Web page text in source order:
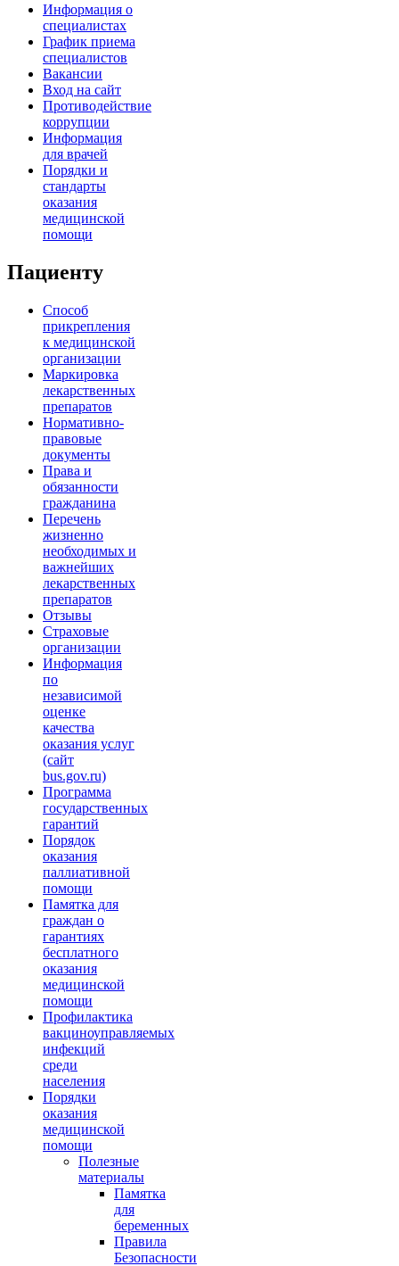
Информация о
специалистах
График приема
специалистов
Вакансии
Вход на сайт
Противодействие
коррупции
Информация
для врачей
Порядки и
стандарты
оказания
медицинской
помощи
Пациенту
Способ
прикрепления
к медицинской
организации
Маркировка
лекарственных
препаратов
Нормативно-
правовые
документы
Права и
обязанности
гражданина
Перечень
жизненно
необходимых и
важнейших
лекарственных
препаратов
Отзывы
Страховые
организации
Информация
по
независимой
оценке
качества
оказания услуг
(сайт
bus.gov.ru)
Программа
государственных
гарантий
Порядок
оказания
паллиативной
помощи
Памятка для
граждан о
гарантиях
бесплатного
оказания
медицинской
помощи
Профилактика
вакциноуправляемых
инфекций
среди
населения
Порядки
оказания
медицинской
помощи
Полезные
материалы
Памятка
для
беременных
Правила
Безопасности